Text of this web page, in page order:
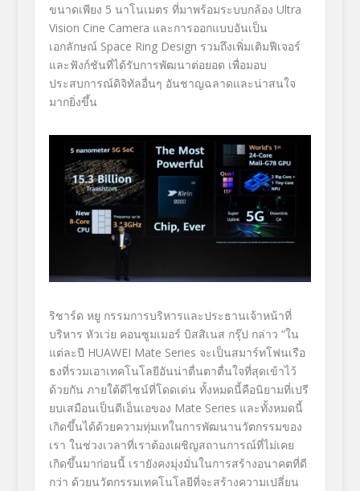
ขนาดเพียง 5 นาโนเมตร ที่มาพร้อมระบบกล้อง Ultra
Vision Cine Camera และการออกแบบอันเป็น
เอกลักษณ์ Space Ring Design รวมถึงเพิ่มเติมฟีเจอร์
และฟังก์ชันที่ได้รับการพัฒนาต่อยอด เพื่อมอบ
ประสบการณ์ดิจิทัลอื่นๆ อันชาญฉลาดและน่าสนใจ
มากยิ่งขึ้น
ริชาร์ด หยู กรรมการบริหารและประธานเจ้าหน้าที่
บริหาร หัวเว่ย คอนซูมเมอร์ บิสสิเนส กรุ๊ป กล่าว “ใน
แต่ละปี HUAWEI Mate Series จะเป็นสมาร์ทโฟนเรือ
ธงที่รวมเอาเทคโนโลยีอันน่าตื่นตาตื่นใจที่สุดเข้าไว้
ด้วยกัน ภายใต้ดีไซน์ที่โดดเด่น ทั้งหมดนี้คือนิยามที่เปรี
ยบเสมือนเป็นดีเอ็นเอของ Mate Series และทั้งหมดนี้
เกิดขึ้นได้ด้วยความทุ่มเทในการพัฒนานวัตกรรมของ
เรา ในช่วงเวลาที่เราต้องเผชิญสถานการณ์ที่ไม่เคย
เกิดขึ้นมาก่อนนี้ เรายังคงมุ่งมั่นในการสร้างอนาคตที่ดี
กว่า ด้วยนวัตกรรมเทคโนโลยีที่จะสร้างความเปลี่ยน